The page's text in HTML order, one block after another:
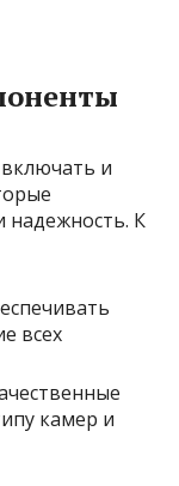
и
К
всех
камер и